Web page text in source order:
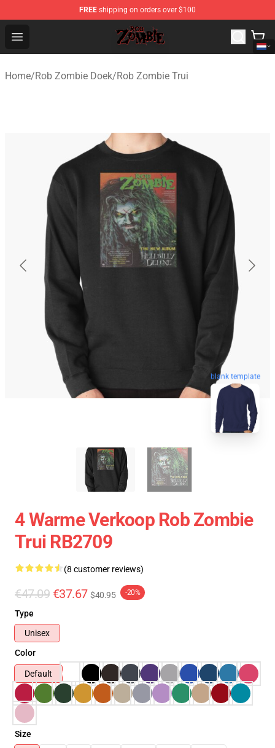
FREE shipping on orders over $100
Open menu
Rob Zombie Shop - Official Rob Zombie Merchandise
Home/Rob Zombie Doek/Rob Zombie Trui
blank template
4 Warme Verkoop Rob Zombie
Trui RB2709
(8 customer reviews)
€47.09 €37.67 $40.95 -20%
Type
Unisex
Color
Default
Size